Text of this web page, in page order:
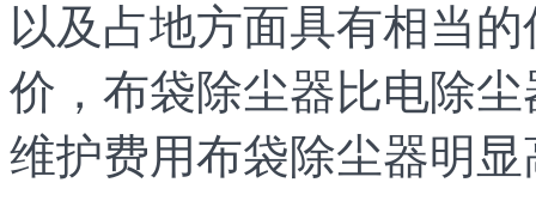
以及占地方面具有相当
价，布袋除尘器比电除
维护费用布袋除尘器明